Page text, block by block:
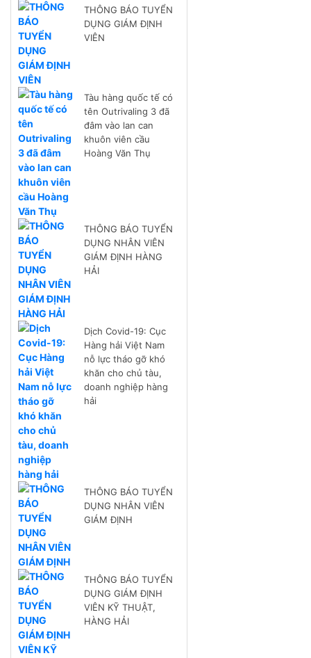
THÔNG BÁO TUYỂN
DỤNG GIÁM ĐỊNH
VIÊN
Tàu hàng quốc tế có
tên Outrivaling 3 đã
đâm vào lan can
khuôn viên cầu
Hoàng Văn Thụ
THÔNG BÁO TUYỂN
DỤNG NHÂN VIÊN
GIÁM ĐỊNH HÀNG
HẢI
Dịch Covid-19: Cục
Hàng hải Việt Nam
nỗ lực tháo gỡ khó
khăn cho chủ tàu,
doanh nghiệp hàng
hải
THÔNG BÁO TUYỂN
DỤNG NHÂN VIÊN
GIÁM ĐỊNH
THÔNG BÁO TUYỂN
DỤNG GIÁM ĐỊNH
VIÊN KỸ THUẬT,
HÀNG HẢI